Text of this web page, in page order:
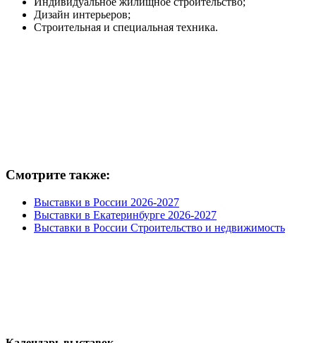
Дизайн интерьеров;
Строительная и специальная техника.
Смотрите также:
Выставки в России 2026-2027
Выставки в Екатеринбурге 2026-2027
Выставки в России Строительство и недвижимость